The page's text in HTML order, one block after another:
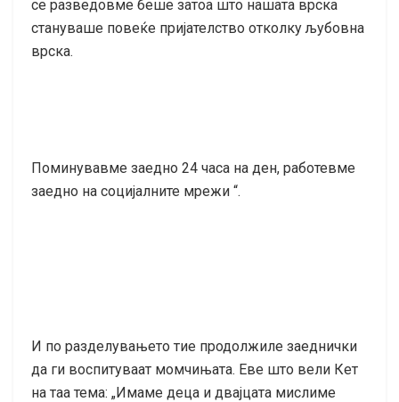
се разведовме беше затоа што нашата врска
стануваше повеќе пријателство отколку љубовна
врска.
Поминувавме заедно 24 часа на ден, работевме
заедно на социјалните мрежи “.
И по разделувањето тие продолжиле заеднички
да ги воспитуваат момчињата. Еве што вели Кет
на таа тема: „Имаме деца и двајцата мислиме